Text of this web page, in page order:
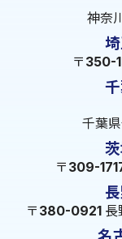
神奈
〒350-
千葉
〒309-
〒380-0921 長
名